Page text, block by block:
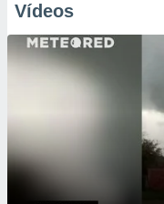
Vídeos